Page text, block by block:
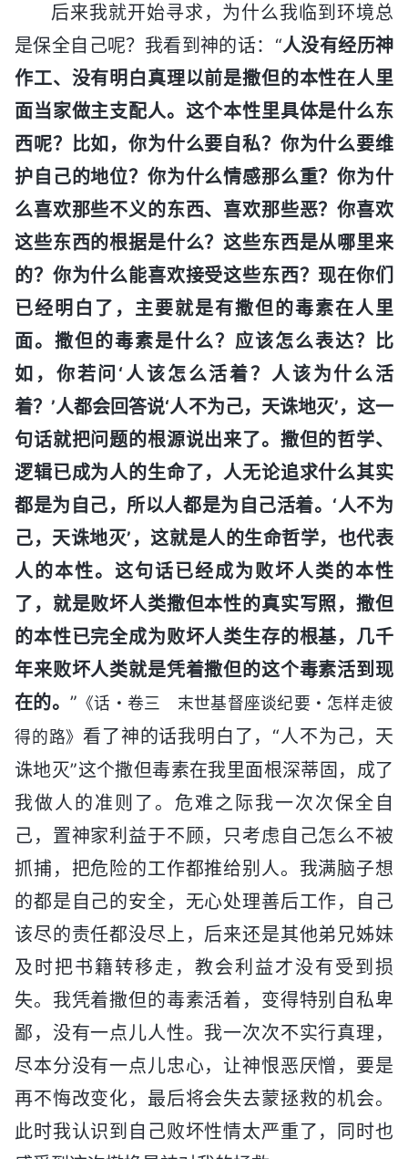
后来我就开始寻求，为什么我临到环境总
是保全自己呢？我看到神的话：“人没有经历神
作工、没有明白真理以前是撒但的本性在人里
面当家做主支配人。这个本性里具体是什么东
西呢？比如，你为什么要自私？你为什么要维
护自己的地位？你为什么情感那么重？你为什
么喜欢那些不义的东西、喜欢那些恶？你喜欢
这些东西的根据是什么？这些东西是从哪里来
的？你为什么能喜欢接受这些东西？现在你们
已经明白了，主要就是有撒但的毒素在人里
面。撒但的毒素是什么？应该怎么表达？比
如，你若问‘人该怎么活着？人该为什么活
着？’人都会回答说‘人不为己，天诛地灭’，这一
句话就把问题的根源说出来了。撒但的哲学、
逻辑已成为人的生命了，人无论追求什么其实
都是为自己，所以人都是为自己活着。‘人不为
己，天诛地灭’，这就是人的生命哲学，也代表
人的本性。这句话已经成为败坏人类的本性
了，就是败坏人类撒但本性的真实写照，撒但
的本性已完全成为败坏人类生存的根基，几千
年来败坏人类就是凭着撒但的这个毒素活到现
在的。 ” 《话・卷三 末世基督座谈纪要・怎样走彼
得的路》看了神的话我明白了，“人不为己，天
诛地灭”这个撒但毒素在我里面根深蒂固，成了
我做人的准则了。危难之际我一次次保全自
己，置神家利益于不顾，只考虑自己怎么不被
抓捕，把危险的工作都推给别人。我满脑子想
的都是自己的安全，无心处理善后工作，自己
该尽的责任都没尽上，后来还是其他弟兄姊妹
及时把书籍转移走，教会利益才没有受到损
失。我凭着撒但的毒素活着，变得特别自私卑
鄙，没有一点儿人性。我一次次不实行真理，
尽本分没有一点儿忠心，让神恨恶厌憎，要是
再不悔改变化，最后将会失去蒙拯救的机会。
此时我认识到自己败坏性情太严重了，同时也